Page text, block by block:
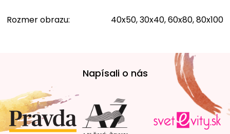
Rozmer obrazu: 40x50, 30x40, 60x80, 80x100
t
i
e
Napísali o nás